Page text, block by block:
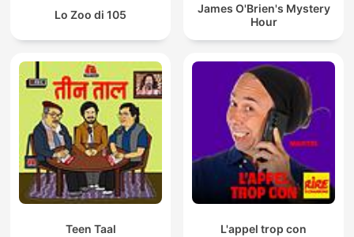
Lo Zoo di 105
James O'Brien's Mystery
Hour
Teen Taal L'appel trop con